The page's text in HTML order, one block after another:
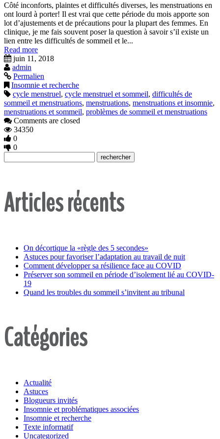
Côté inconforts, plaintes et difficultés diverses, les menstruations en
ont lourd à porter! Il est vrai que cette période du mois apporte son
lot d’ajustements et de précautions pour la plupart des femmes. En
clinique, je me fais souvent poser la question à savoir s’il existe un
lien entre les difficultés de sommeil et le...
Read more
juin 11, 2018
admin
Permalien
Insomnie et recherche
cycle menstruel, cycle menstruel et sommeil, difficultés de
sommeil et menstruations, menstruations, menstruations et insomnie,
menstruations et sommeil, problèmes de sommeil et menstruations
Comments are closed
34350
0
0
Articles récents
On décortique la «règle des 5 secondes»
Astuces pour favoriser l’adaptation au travail de nuit
Comment développer sa résilience face au COVID
Préserver son sommeil en période d’isolement lié au COVID-
19
Quand les troubles du sommeil s’invitent au tribunal
Catégories
Actualité
Astuces
Blogueurs invités
Insomnie et problématiques associées
Insomnie et recherche
Texte informatif
Uncategorized